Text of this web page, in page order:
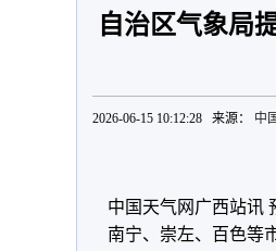
自治区气象局
2026-06-15 10:12:28 来源： 中
中国天气网广西站讯
南宁、崇左、百色等